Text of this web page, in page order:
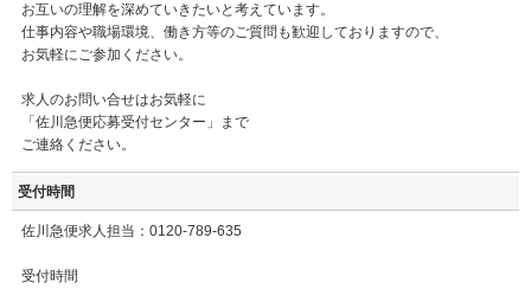
お互いの理解を深めていきたいと考えています。
仕事内容や職場環境、働き方等のご質問も歓迎しておりますので、
お気軽にご参加ください。
求人のお問い合せはお気軽に
「佐川急便応募受付センター」まで
ご連絡ください。
受付時間
佐川急便求人担当：0120-789-635
受付時間